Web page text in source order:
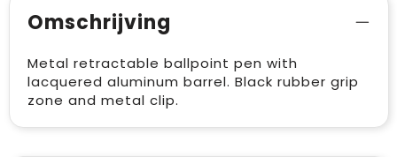
Omschrijving
Metal retractable ballpoint pen with
lacquered aluminum barrel. Black rubber grip
zone and metal clip.